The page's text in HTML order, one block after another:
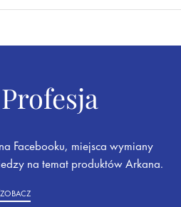
Facebooku, miejsca wymiany
na temat produktów Arkana.